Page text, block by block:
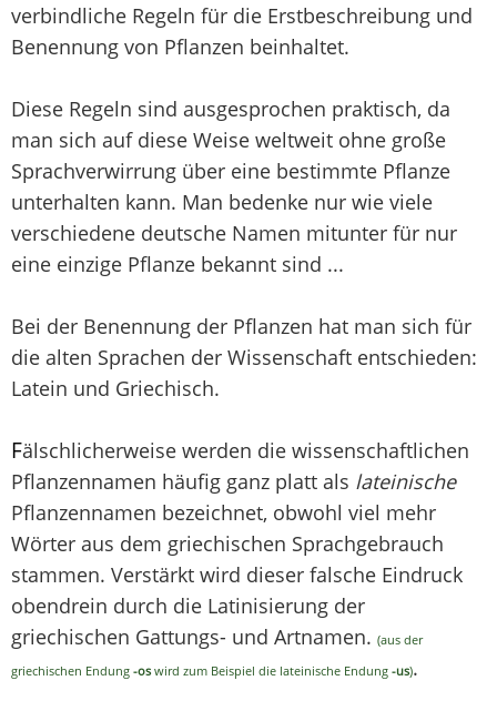
verbindliche Regeln für die Erstbeschreibung und
Benennung von Pflanzen beinhaltet.
Diese Regeln sind ausgesprochen praktisch, da
man sich auf diese Weise weltweit ohne große
Sprachverwirrung über eine bestimmte Pflanze
unterhalten kann. Man bedenke nur wie viele
verschiedene deutsche Namen mitunter für nur
eine einzige Pflanze bekannt sind ...
Bei der Benennung der Pflanzen hat man sich für
die alten Sprachen der Wissenschaft entschieden:
Latein und Griechisch.
Fälschlicherweise werden die wissenschaftlichen
Pflanzennamen häufig ganz platt als lateinische
Pflanzennamen bezeichnet, obwohl viel mehr
Wörter aus dem griechischen Sprachgebrauch
stammen. Verstärkt wird dieser falsche Eindruck
obendrein durch die Latinisierung der
griechischen Gattungs- und Artnamen. (aus der
griechischen Endung -os wird zum Beispiel die lateinische Endung -us).